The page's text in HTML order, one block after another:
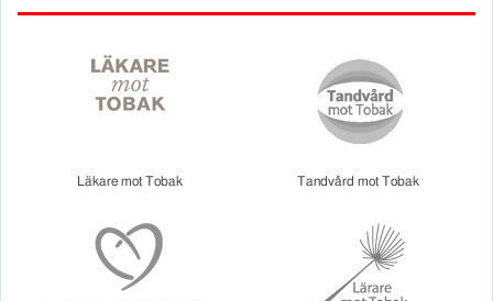
Läkare mot Tobak Tandvård mot Tobak